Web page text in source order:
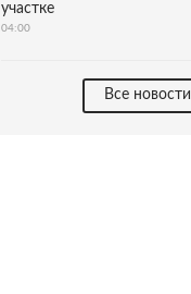
участке
04:00
Все новости